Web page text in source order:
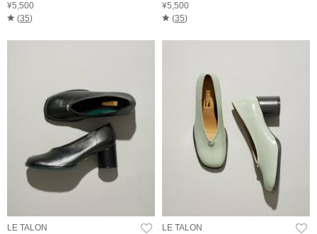
¥5,500
(35)
¥5,500
(35)
LE TALON
LE TALON